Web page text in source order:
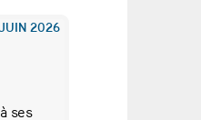
2026
ses